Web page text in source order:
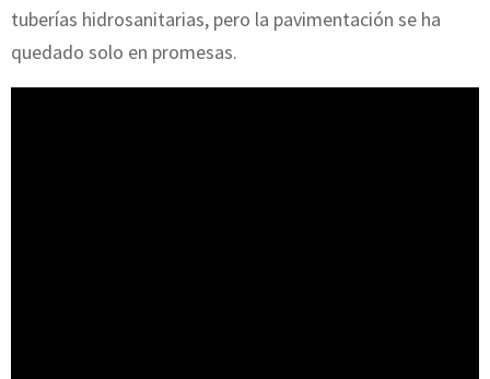
tuberías hidrosanitarias, pero la pavimentación se ha
quedado solo en promesas.